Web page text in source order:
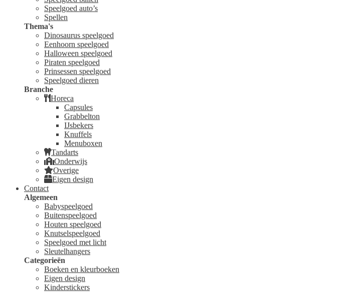
Speelgoed auto’s
Spellen
Thema's
Dinosaurus speelgoed
Eenhoorn speelgoed
Halloween speelgoed
Piraten speelgoed
Prinsessen speelgoed
Speelgoed dieren
Branche
Horeca
Capsules
Grabbelton
IJsbekers
Knuffels
Menuboxen
Tandarts
Onderwijs
Overige
Eigen design
Contact
Algemeen
Babyspeelgoed
Buitenspeelgoed
Houten speelgoed
Knutselspeelgoed
Speelgoed met licht
Sleutelhangers
Categorieën
Boeken en kleurboeken
Eigen design
Kinderstickers